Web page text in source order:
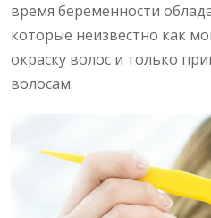
время беременности
которые неизвестно как
окраску волос и только
волосам.